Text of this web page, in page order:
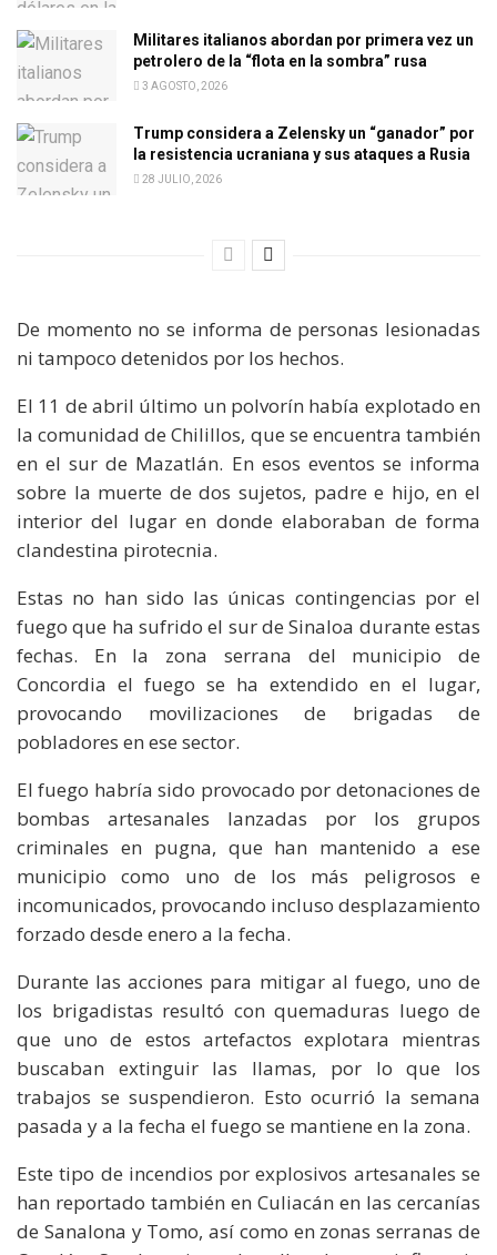
Militares italianos abordan por primera vez un
petrolero de la “flota en la sombra” rusa
3 AGOSTO, 2026
Trump considera a Zelensky un “ganador” por
la resistencia ucraniana y sus ataques a Rusia
28 JULIO, 2026
De momento no se informa de personas lesionadas
ni tampoco detenidos por los hechos.
El 11 de abril último un polvorín había explotado en
la comunidad de Chilillos, que se encuentra también
en el sur de Mazatlán. En esos eventos se informa
sobre la muerte de dos sujetos, padre e hijo, en el
interior del lugar en donde elaboraban de forma
clandestina pirotecnia.
Estas no han sido las únicas contingencias por el
fuego que ha sufrido el sur de Sinaloa durante estas
fechas. En la zona serrana del municipio de
Concordia el fuego se ha extendido en el lugar,
provocando movilizaciones de brigadas de
pobladores en ese sector.
El fuego habría sido provocado por detonaciones de
bombas artesanales lanzadas por los grupos
criminales en pugna, que han mantenido a ese
municipio como uno de los más peligrosos e
incomunicados, provocando incluso desplazamiento
forzado desde enero a la fecha.
Durante las acciones para mitigar al fuego, uno de
los brigadistas resultó con quemaduras luego de
que uno de estos artefactos explotara mientras
buscaban extinguir las llamas, por lo que los
trabajos se suspendieron. Esto ocurrió la semana
pasada y a la fecha el fuego se mantiene en la zona.
Este tipo de incendios por explosivos artesanales se
han reportado también en Culiacán en las cercanías
de Sanalona y Tomo, así como en zonas serranas de